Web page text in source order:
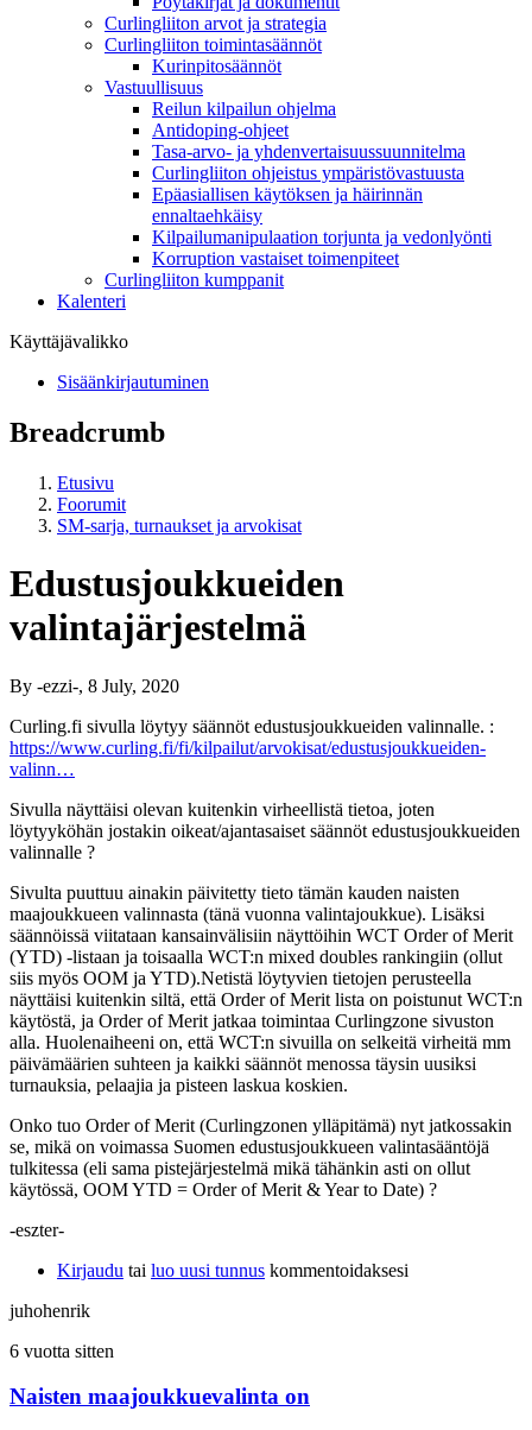
Curlingliiton arvot ja strategia
Curlingliiton toimintasäännöt
Kurinpitosäännöt
Vastuullisuus
Reilun kilpailun ohjelma
Antidoping-ohjeet
Tasa-arvo- ja yhdenvertaisuussuunnitelma
Curlingliiton ohjeistus ympäristövastuusta
Epäasiallisen käytöksen ja häirinnän
ennaltaehkäisy
Kilpailumanipulaation torjunta ja vedonlyönti
Korruption vastaiset toimenpiteet
Curlingliiton kumppanit
Kalenteri
Käyttäjävalikko
Sisäänkirjautuminen
Breadcrumb
Etusivu
Foorumit
SM-sarja, turnaukset ja arvokisat
Edustusjoukkueiden
valintajärjestelmä
By -ezzi-, 8 July, 2020
Curling.fi sivulla löytyy säännöt edustusjoukkueiden valinnalle. :
https://www.curling.fi/fi/kilpailut/arvokisat/edustusjoukkueiden-
valinn…
Sivulla näyttäisi olevan kuitenkin virheellistä tietoa, joten
löytyyköhän jostakin oikeat/ajantasaiset säännöt edustusjoukkueiden
valinnalle ?
Sivulta puuttuu ainakin päivitetty tieto tämän kauden naisten
maajoukkueen valinnasta (tänä vuonna valintajoukkue). Lisäksi
säännöissä viitataan kansainvälisiin näyttöihin WCT Order of Merit
(YTD) -listaan ja toisaalla WCT:n mixed doubles rankingiin (ollut
siis myös OOM ja YTD).Netistä löytyvien tietojen perusteella
näyttäisi kuitenkin siltä, että Order of Merit lista on poistunut WCT:n
käytöstä, ja Order of Merit jatkaa toimintaa Curlingzone sivuston
alla. Huolenaiheeni on, että WCT:n sivuilla on selkeitä virheitä mm
päivämäärien suhteen ja kaikki säännöt menossa täysin uusiksi
turnauksia, pelaajia ja pisteen laskua koskien.
Onko tuo Order of Merit (Curlingzonen ylläpitämä) nyt jatkossakin
se, mikä on voimassa Suomen edustusjoukkueen valintasääntöjä
tulkitessa (eli sama pistejärjestelmä mikä tähänkin asti on ollut
käytössä, OOM YTD = Order of Merit & Year to Date) ?
-eszter-
Kirjaudu tai luo uusi tunnus kommentoidaksesi
juhohenrik
6 vuotta sitten
Naisten maajoukkuevalinta on